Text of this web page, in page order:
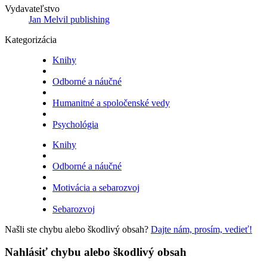
Vydavateľstvo
Jan Melvil publishing
Kategorizácia
Knihy
Odborné a náučné
Humanitné a spoločenské vedy
Psychológia
Knihy
Odborné a náučné
Motivácia a sebarozvoj
Sebarozvoj
Našli ste chybu alebo škodlivý obsah? Dajte nám, prosím, vedieť!
Nahlásiť chybu alebo škodlivý obsah